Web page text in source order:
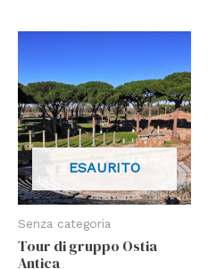
ESAURITO
Senza categoria
Tour di gruppo Ostia
Antica